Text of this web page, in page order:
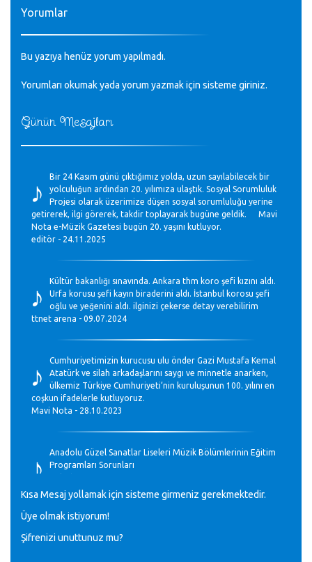
Günün Mesajları
♪
Bir 24 Kasım günü çıktığımız yolda, uzun sayılabilecek bir
yolculuğun ardından 20. yılımıza ulaştık. Sosyal Sorumluluk
Projesi olarak üzerimize düşen sosyal sorumluluğu yerine
getirerek, ilgi görerek, takdir toplayarak bugüne geldik. Mavi
Nota e-Müzik Gazetesi bugün 20. yaşını kutluyor.
editör - 24.11.2025
♪
Kültür bakanlığı sınavında. Ankara thm koro şefi kızını aldı.
Urfa korusu şefi kayın biraderini aldı. İstanbul korosu şefi
oğlu ve yeğenini aldı. ilginizi çekerse detay verebilirim
ttnet arena - 09.07.2024
♪
Cumhuriyetimizin kurucusu ulu önder Gazi Mustafa Kemal
Atatürk ve silah arkadaşlarını saygı ve minnetle anarken,
ülkemiz Türkiye Cumhuriyeti’nin kuruluşunun 100. yılını en
coşkun ifadelerle kutluyoruz.
Mavi Nota - 28.10.2023
♪
Anadolu Güzel Sanatlar Liseleri Müzik Bölümlerinin Eğitim
Programları Sorunları
♪
GEÇMİŞ OLSUN TÜRKİYE!
Mavi Nota - 07.02.2023
Kısa Mesaj yollamak için sisteme girmeniz gerekmektedir.
Üye olmak istiyorum!
Şifrenizi unuttunuz mu?
Yorumlar
Bu yazıya henüz yorum yapılmadı.
Yorumları okumak yada yorum yazmak için sisteme giriniz.